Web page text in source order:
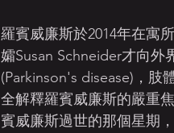
羅賓威廉斯於2014年在寓
孀Susan Schneider才向
(Parkinson's disease)，肢
全解釋羅賓威廉斯的嚴重
賓威廉斯過世的那個星期